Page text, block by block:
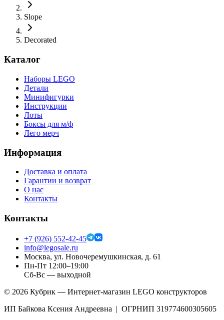
Slope
Decorated
Каталог
Наборы LEGO
Детали
Минифигурки
Инструкции
Лоты
Боксы для м/ф
Лего мерч
Информация
Доставка и оплата
Гарантии и возврат
О нас
Контакты
Контакты
+7 (926) 552-42-45
info@legosale.ru
Москва, ул. Новочеремушкинская, д. 61
Пн-Пт 12:00–19:00
Сб-Вс — выходной
© 2026 Кубрик — Интернет-магазин LEGO конструкторов
ИП Байкова Ксения Андреевна | ОГРНИП 319774600305605